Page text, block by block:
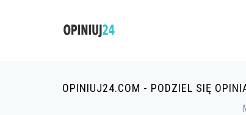
OPINIUJ24.COM - PODZIEL SIĘ